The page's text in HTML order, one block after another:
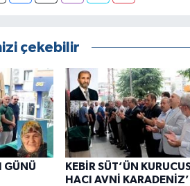
çekebilir
GÜNÜ
KEBİR SÜT’ÜN
HACI AVNİ